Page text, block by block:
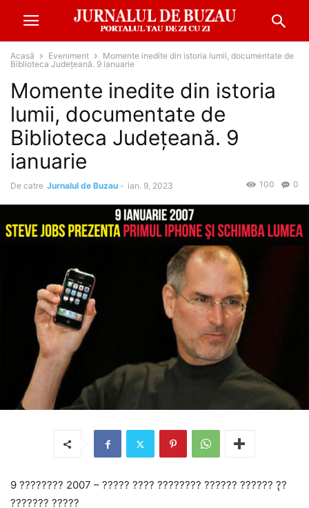
Acasă Eveniment
Momente inedite din istoria lumii, documentate de
Biblioteca Județeană. 9 ianuarie
Momente inedite din istoria
lumii, documentate de
Biblioteca Județeană. 9
ianuarie
De catre Jurnalul de Buzau - ian. 9, 2023 0
100
9 ???????? 2007 – ????? ???? ???????? ?????? ?????? ?̧?
??????? ?????